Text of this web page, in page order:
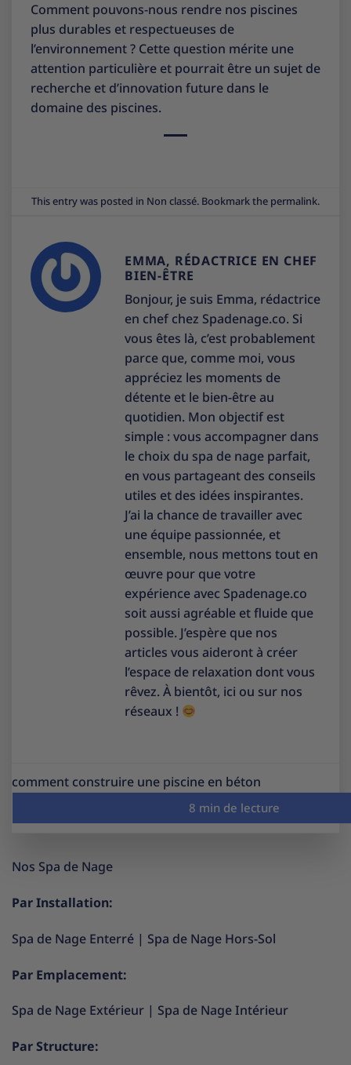
Comment pouvons-nous rendre nos piscines
plus durables et respectueuses de
l’environnement ? Cette question mérite une
attention particulière et pourrait être un sujet de
recherche et d’innovation future dans le
domaine des piscines.
This entry was posted in Non classé. Bookmark the permalink.
EMMA, RÉDACTRICE EN CHEF
BIEN-ÊTRE
Bonjour, je suis Emma, rédactrice
en chef chez Spadenage.co. Si
vous êtes là, c’est probablement
parce que, comme moi, vous
appréciez les moments de
détente et le bien-être au
quotidien. Mon objectif est
simple : vous accompagner dans
le choix du spa de nage parfait,
en vous partageant des conseils
utiles et des idées inspirantes.
J’ai la chance de travailler avec
une équipe passionnée, et
ensemble, nous mettons tout en
œuvre pour que votre
expérience avec Spadenage.co
soit aussi agréable et fluide que
possible. J’espère que nos
articles vous aideront à créer
l’espace de relaxation dont vous
rêvez. À bientôt, ici ou sur nos
réseaux !
comment construire une piscine en béton
Nos Spa de Nage
Par Installation:
Spa de Nage Enterré | Spa de Nage Hors-Sol
Par Emplacement:
Spa de Nage Extérieur | Spa de Nage Intérieur
Par Structure: